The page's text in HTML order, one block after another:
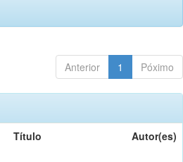
Anterior 1 Póximo
Título Autor(es)